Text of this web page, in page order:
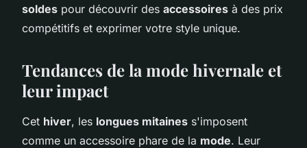
soldes pour découvrir des accessoires à des prix
compétitifs et exprimer votre style unique.
Tendances de la mode hivernale et
leur impact
Cet hiver, les longues mitaines s'imposent
comme un accessoire phare de la mode. Leur